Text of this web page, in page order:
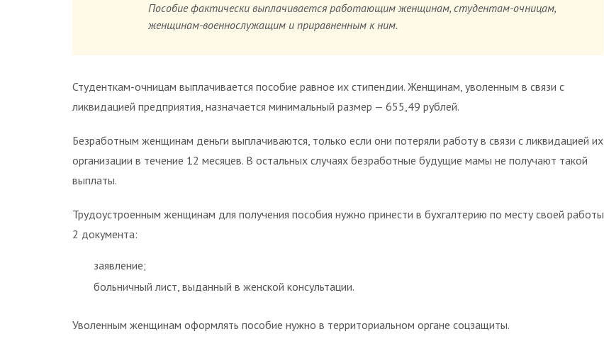
Пособие фактически выплачивается работающим женщинам, студентам-очницам,
женщинам-военнослужащим и приравненным к ним.
Студенткам-очницам выплачивается пособие равное их стипендии. Женщинам, уволенным в связи с
ликвидацией предприятия, назначается минимальный размер — 655,49 рублей.
Безработным женщинам деньги выплачиваются, только если они потеряли работу в связи с ликвидацией их
организации в течение 12 месяцев. В остальных случаях безработные будущие мамы не получают такой
выплаты.
Трудоустроенным женщинам для получения пособия нужно принести в бухгалтерию по месту своей работы
2 документа:
заявление;
больничный лист, выданный в женской консультации.
Уволенным женщинам оформлять пособие нужно в территориальном органе соцзащиты.